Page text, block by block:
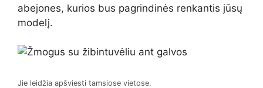
abejones, kurios bus pagrindinės renkantis jūsų
modelį.
Jie leidžia apšviesti tamsiose vietose.